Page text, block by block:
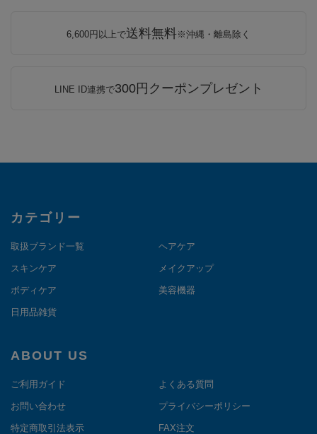
6,600円以上で送料無料※沖縄・離島除く
LINE ID連携で300円クーポンプレゼント
カテゴリー
取扱ブランド一覧 ヘアケア
スキンケア メイクアップ
ボディケア 美容機器
日用品雑貨
ABOUT US
ご利用ガイド よくある質問
お問い合わせ プライバシーポリシー
特定商取引法表示 FAX注文